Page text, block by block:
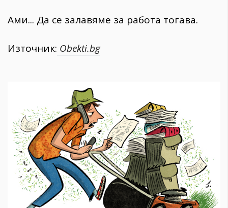
Ами... Да се залавяме за работа тогава.
Източник: Obekti.bg